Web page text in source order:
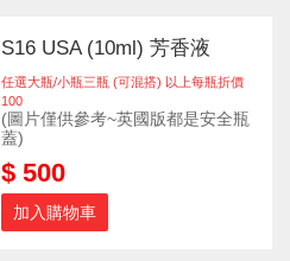
S16 USA (10ml) 芳香液
任選大瓶/小瓶三瓶 (可混搭) 以上每瓶折價
100
(圖片僅供參考~英國版都是安全瓶
蓋)
$ 500
加入購物車